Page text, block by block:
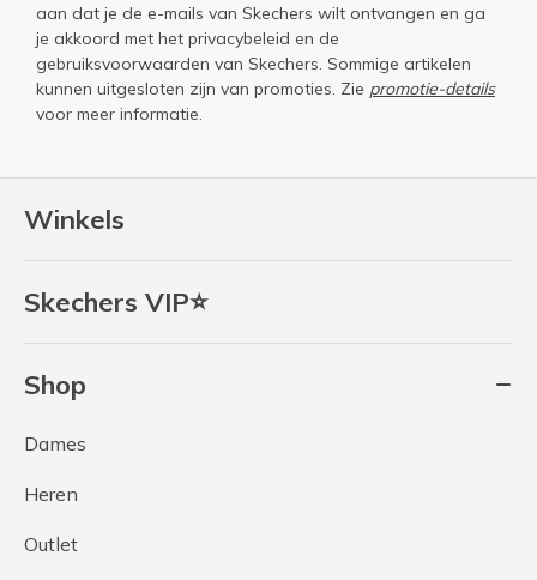
Winkels
Skechers VIP⭐
Shop
Dames
Heren
Outlet
aan dat je de e-mails van Skechers wilt ontvangen en ga
je akkoord met het privacybeleid en de
gebruiksvoorwaarden van Skechers. Sommige artikelen
kunnen uitgesloten zijn van promoties. Zie promotie-details
voor meer informatie.